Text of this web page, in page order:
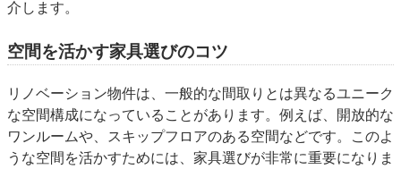
介します。
空間を活かす家具選びのコツ
リノベーション物件は、一般的な間取りとは異なるユニーク
な空間構成になっていることがあります。例えば、開放的な
ワンルームや、スキップフロアのある空間などです。このよ
うな空間を活かすためには、家具選びが非常に重要になりま